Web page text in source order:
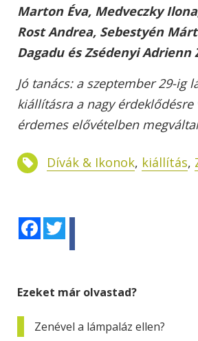
Marton Éva, Medveczky
Rost Andrea, Sebestyén
Dagadu és Zsédenyi Adrienn
Jó tanács: a szeptember 29-ig
kiállításra a nagy
érdemes elővételben
Dívák & Ikonok, kiállítás,
Facebook
Ezeket már olvastad?
Zenével a lámpaláz ellen?